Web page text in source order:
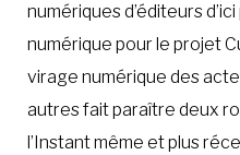
numériques d’éditeurs
numérique pour le projet
virage numérique des
autres fait paraître deux
l’Instant même et plus